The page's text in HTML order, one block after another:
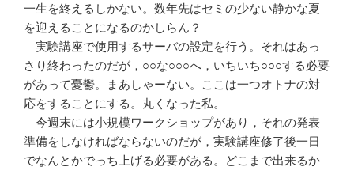
一生を終えるしかない。数年先はセミの少ない静かな夏
を迎えることになるのかしらん？
実験講座で使用するサーバの設定を行う。それはあっ
さり終わったのだが，○○な○○○へ，いちいち○○○する必要
があって憂鬱。まあしゃーない。ここは一つオトナの対
応をすることにする。丸くなった私。
今週末には小規模ワークショップがあり，それの発表
準備をしなければならないのだが，実験講座修了後一日
でなんとかでっち上げる必要がある。どこまで出来るか